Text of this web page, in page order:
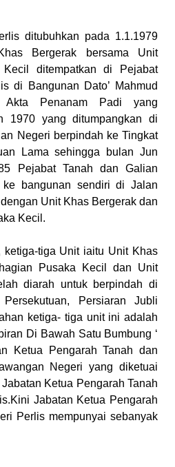
ditubuhkan pada 1.1.1979
Bergerak bersama Unit
Kecil ditempatkan di Pejabat
di Bangunan Dato’ Mahmud
Akta Penanam Padi yang
1970 yang ditumpangkan di
Negeri berpindah ke Tingkat
Lama sehingga bulan Jun
Pejabat Tanah dan Galian
bangunan sendiri di Jalan
Unit Khas Bergerak dan
Kecil.
tiga Unit iaitu Unit Khas
Pusaka Kecil dan Unit
diarah untuk berpindah di
Persiaran Jubli
ketiga- tiga unit ini adalah
Di Bawah Satu Bumbung ‘
Ketua Pengarah Tanah dan
Negeri yang diketuai
Ketua Pengarah Tanah
Jabatan Ketua Pengarah
Perlis mempunyai sebanyak